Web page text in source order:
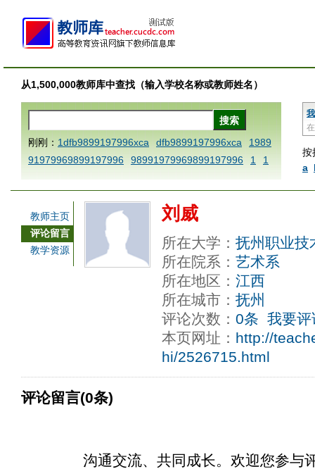
从1,500,000教师库中查找（输入学校名称或教师姓名）
按
a
刚刚： 1dfb9899197996xca dfb9899197996xca
1989
91979969899197996
98991979969899197996 1
1
AAABBBCCCdefine blablaenddefine dfbxyzendtemplat
a
1dfbmath key98991 methodmultiply operand97996x
ca
1dfbsetx9899197996xxca
3
1dfbzzzzzzzzbbbccccdddeeexcareplacezo
1printdf
b 9899197996 xca
AAABBBCCCdefine blablaenddefin
e dfbxyzendtemplate dfbCCCBBBAAA
dfb
dfb989919
dfbmath key98991 methodmulti
dfbsetx9899197996xxca
教师主页
评论留言
教学资源
刘威
所在大学： 抚州职业技
所在院系： 艺术系
所在地区： 江西
所在城市： 抚州
评论次数： 0条 我要评
本页网址： http://
hi/2526715.html
评论留言(0条)
沟通交流、共同成长。欢迎您参与